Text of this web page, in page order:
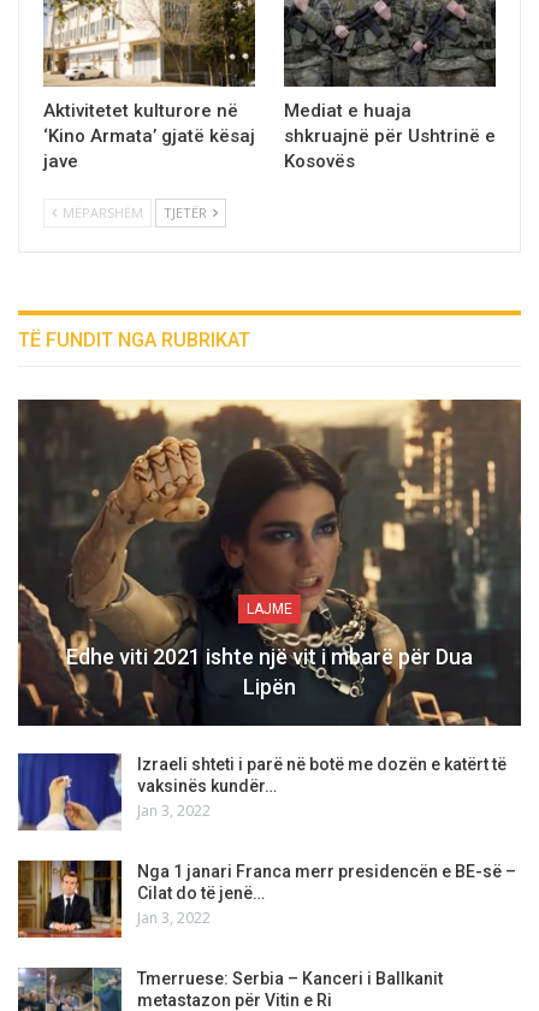
Aktivitetet kulturore në
‘Kino Armata’ gjatë kësaj
jave
Mediat e huaja
shkruajnё pёr Ushtrinё e
Kosovёs
MËPARSHËM TJETËR
TË FUNDIT NGA RUBRIKAT
LAJME
Edhe viti 2021 ishte një vit i mbarë për Dua
Lipën
Izraeli shteti i parë në botë me dozën e katërt të
vaksinës kundër…
Jan 3, 2022
Nga 1 janari Franca merr presidencën e BE-së –
Cilat do të jenë…
Jan 3, 2022
Tmerruese: Serbia – Kanceri i Ballkanit
metastazon për Vitin e Ri